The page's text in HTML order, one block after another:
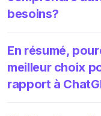
besoins?
En résumé,
meilleur choix
rapport à